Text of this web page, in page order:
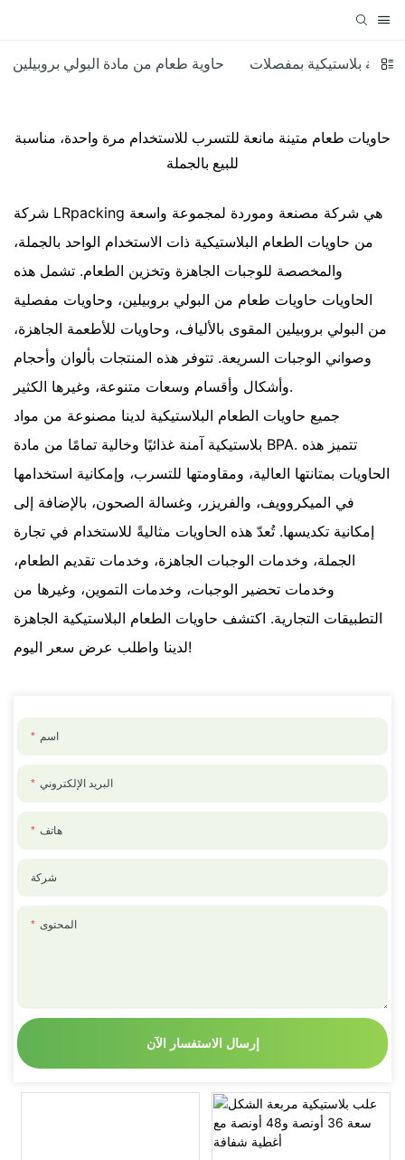
حاوية طعام من مادة البولي بروبيلين حاوية بلاستيكية بمفصلات
حاويات طعام متينة مانعة للتسرب للاستخدام مرة واحدة، مناسبة
للبيع بالجملة
شركة LRpacking هي شركة مصنعة وموردة لمجموعة واسعة
من حاويات الطعام البلاستيكية ذات الاستخدام الواحد بالجملة،
والمخصصة للوجبات الجاهزة وتخزين الطعام. تشمل هذه
الحاويات حاويات طعام من البولي بروبيلين، وحاويات مفصلية
من البولي بروبيلين المقوى بالألياف، وحاويات للأطعمة الجاهزة،
وصواني الوجبات السريعة. تتوفر هذه المنتجات بألوان وأحجام
وأشكال وأقسام وسعات متنوعة، وغيرها الكثير.
جميع حاويات الطعام البلاستيكية لدينا مصنوعة من مواد
بلاستيكية آمنة غذائيًا وخالية تمامًا من مادة BPA. تتميز هذه
الحاويات بمتانتها العالية، ومقاومتها للتسرب، وإمكانية استخدامها
في الميكروويف، والفريزر، وغسالة الصحون، بالإضافة إلى
إمكانية تكديسها. تُعدّ هذه الحاويات مثاليةً للاستخدام في تجارة
الجملة، وخدمات الوجبات الجاهزة، وخدمات تقديم الطعام،
وخدمات تحضير الوجبات، وخدمات التموين، وغيرها من
التطبيقات التجارية. اكتشف حاويات الطعام البلاستيكية الجاهزة
لدينا واطلب عرض سعر اليوم!
اسم
البريد الإلكتروني
هاتف
شركة
المحتوى
إرسال الاستفسار الآن